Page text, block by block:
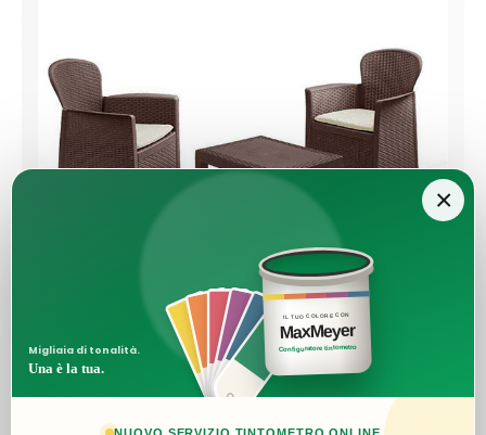
×
IL TUO COLORE CON
MaxMeyer
Configuratore tintometro
Migliaia di tonalità.
Una è la tua.
NUOVO SERVIZIO TINTOMETRO ONLINE